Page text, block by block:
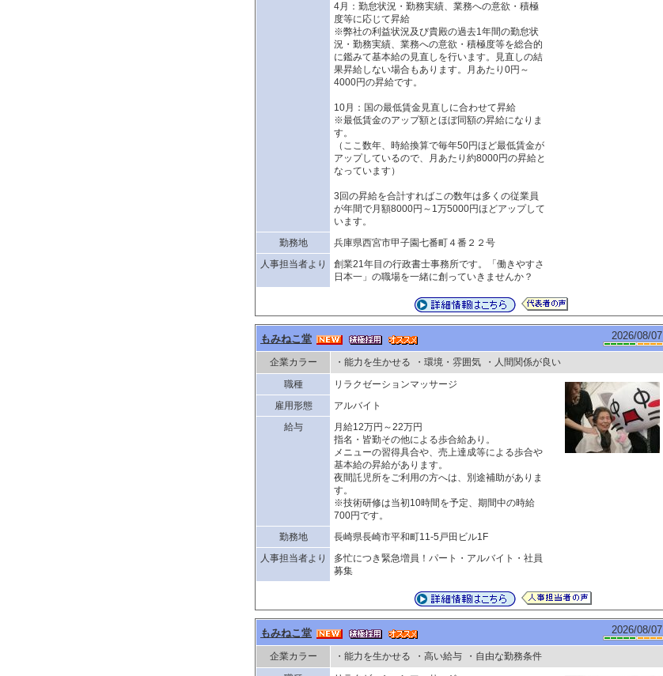
4月：勤怠状況・勤務実績、業務への意欲・積極
度等に応じて昇給
※弊社の利益状況及び貴殿の過去1年間の勤怠状
況・勤務実績、業務への意欲・積極度等を総合的
に鑑みて基本給の見直しを行います。見直しの結
果昇給しない場合もあります。月あたり0円～
4000円の昇給です。
10月：国の最低賃金見直しに合わせて昇給
※最低賃金のアップ額とほぼ同額の昇給になりま
す。
（ここ数年、時給換算で毎年50円ほど最低賃金が
アップしているので、月あたり約8000円の昇給と
なっています）
3回の昇給を合計すればこの数年は多くの従業員
が年間で月額8000円～1万5000円ほどアップして
います。
勤務地
兵庫県西宮市甲子園七番町４番２２号
人事担当者より
創業21年目の行政書士事務所です。「働きやすさ
日本一」の職場を一緒に創っていきませんか？
もみねこ堂 2026/08/07
企業カラー ・能力を生かせる ・環境・雰囲気
・人間関係が良い
職種
リラクゼーションマッサージ
雇用形態
アルバイト
給与
月給12万円～22万円
指名・皆勤その他による歩合給あり。
メニューの習得具合や、売上達成等による歩合や
基本給の昇給があります。
夜間託児所をご利用の方へは、別途補助がありま
す。
※技術研修は当初10時間を予定、期間中の時給
700円です。
勤務地
長崎県長崎市平和町11-5戸田ビル1F
人事担当者より
多忙につき緊急増員！パート・アルバイト・社員
募集
もみねこ堂 2026/08/07
企業カラー ・能力を生かせる ・高い給与
・自由な勤務条件